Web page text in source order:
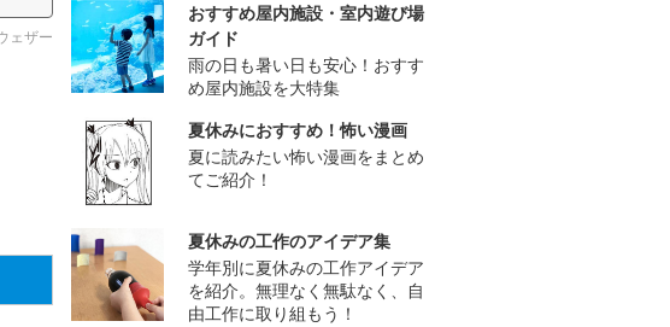
ェザー
おすすめ屋内施設・室内遊び場
ガイド
雨の日も暑い日も安心！おすす
め屋内施設を大特集
夏休みにおすすめ！怖い漫画
夏に読みたい怖い漫画をまとめ
てご紹介！
夏休みの工作のアイデア集
学年別に夏休みの工作アイデア
を紹介。無理なく無駄なく、自
由工作に取り組もう！